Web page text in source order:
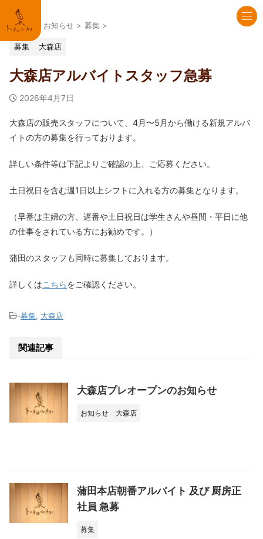
HOME お知らせ > 募集 >
募集 大森店
大森店アルバイトスタッフ急募
2026年4月7日
大森店の販売スタッフについて、4月〜5月から働ける新規アルバ
イトの方の募集を行っております。
詳しい条件等は下記よりご確認の上、ご応募ください。
土日祝日を含む週1日以上シフトに入れる方の募集となります。
（早番は主婦の方、遅番や土日祝日は学生さんや昼間・平日に他
の仕事をされている方にお勧めです。）
蒲田のスタッフも同時に募集しております。
詳しくはこちらをご確認ください。
-募集 大森店
関連記事
大森店プレオープンのお知らせ
お知らせ 大森店
蒲田本店朝番アルバイト 及び 厨房正
社員 急募
募集